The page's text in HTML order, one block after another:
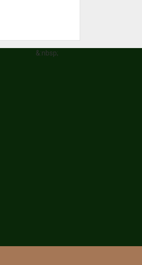
&:nbsp;